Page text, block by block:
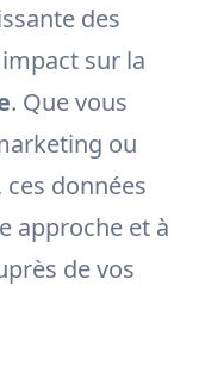
des
sur la
. Que vous
ou
données
approche et à
de vos